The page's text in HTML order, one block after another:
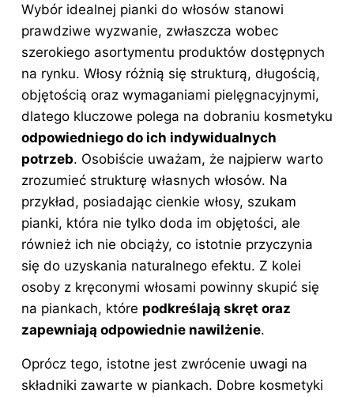
c
e
b
o
o
k
er
e
st
k
e
dI
n
k
o
p
d
di
t
m
bl
r
Wybór idealnej pianki do włosów stanowi
prawdziwe wyzwanie, zwłaszcza wobec
szerokiego asortymentu produktów dostępnych
na rynku. Włosy różnią się strukturą, długością,
objętością oraz wymaganiami pielęgnacyjnymi,
dlatego kluczowe polega na dobraniu kosmetyku
odpowiedniego do ich indywidualnych
potrzeb. Osobiście uważam, że najpierw warto
zrozumieć strukturę własnych włosów. Na
przykład, posiadając cienkie włosy, szukam
pianki, która nie tylko doda im objętości, ale
również ich nie obciąży, co istotnie przyczynia
się do uzyskania naturalnego efektu. Z kolei
osoby z kręconymi włosami powinny skupić się
na piankach, które podkreślają skręt oraz
zapewniają odpowiednie nawilżenie.
Oprócz tego, istotne jest zwrócenie uwagi na
składniki zawarte w piankach. Dobre kosmetyki